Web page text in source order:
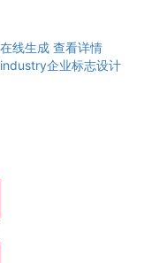
在线生成 查看详情
industry企业标志设计